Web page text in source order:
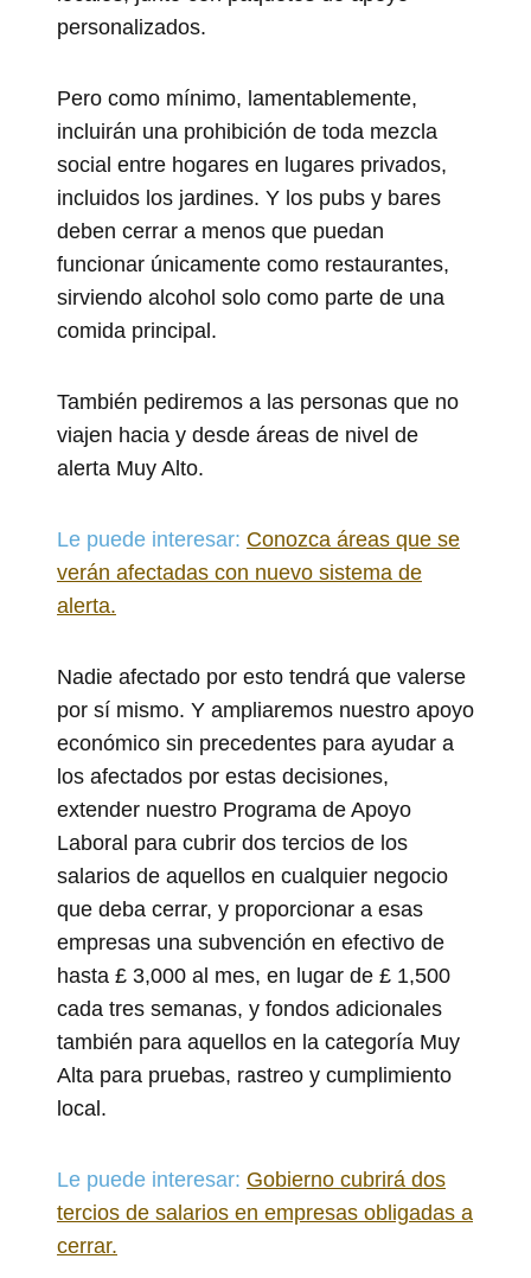
personalizados.
Pero como mínimo, lamentablemente,
incluirán una prohibición de toda mezcla
social entre hogares en lugares privados,
incluidos los jardines. Y los pubs y bares
deben cerrar a menos que puedan
funcionar únicamente como restaurantes,
sirviendo alcohol solo como parte de una
comida principal.
También pediremos a las personas que no
viajen hacia y desde áreas de nivel de
alerta Muy Alto.
Le puede interesar: Conozca áreas que se
verán afectadas con nuevo sistema de
alerta.
Nadie afectado por esto tendrá que valerse
por sí mismo. Y ampliaremos nuestro apoyo
económico sin precedentes para ayudar a
los afectados por estas decisiones,
extender nuestro Programa de Apoyo
Laboral para cubrir dos tercios de los
salarios de aquellos en cualquier negocio
que deba cerrar, y proporcionar a esas
empresas una subvención en efectivo de
hasta £ 3,000 al mes, en lugar de £ 1,500
cada tres semanas, y fondos adicionales
también para aquellos en la categoría Muy
Alta para pruebas, rastreo y cumplimiento
local.
Le puede interesar: Gobierno cubrirá dos
tercios de salarios en empresas obligadas a
cerrar.